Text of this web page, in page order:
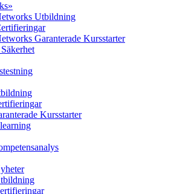
»
Utbildning
Garanterade Kursstarter
Kursstarter